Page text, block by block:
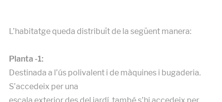
L’habitatge queda distribuït de la següent manera:
Planta -1:
Destinada a l’ús polivalent i de màquines i bugaderia.
S’accedeix per una